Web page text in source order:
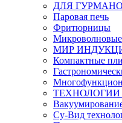
ДЛЯ
Паровая печь
Фритюрницы
Микроволновые
МИР
Компактные
ТЕХНОЛОГИИ
Су-Вид